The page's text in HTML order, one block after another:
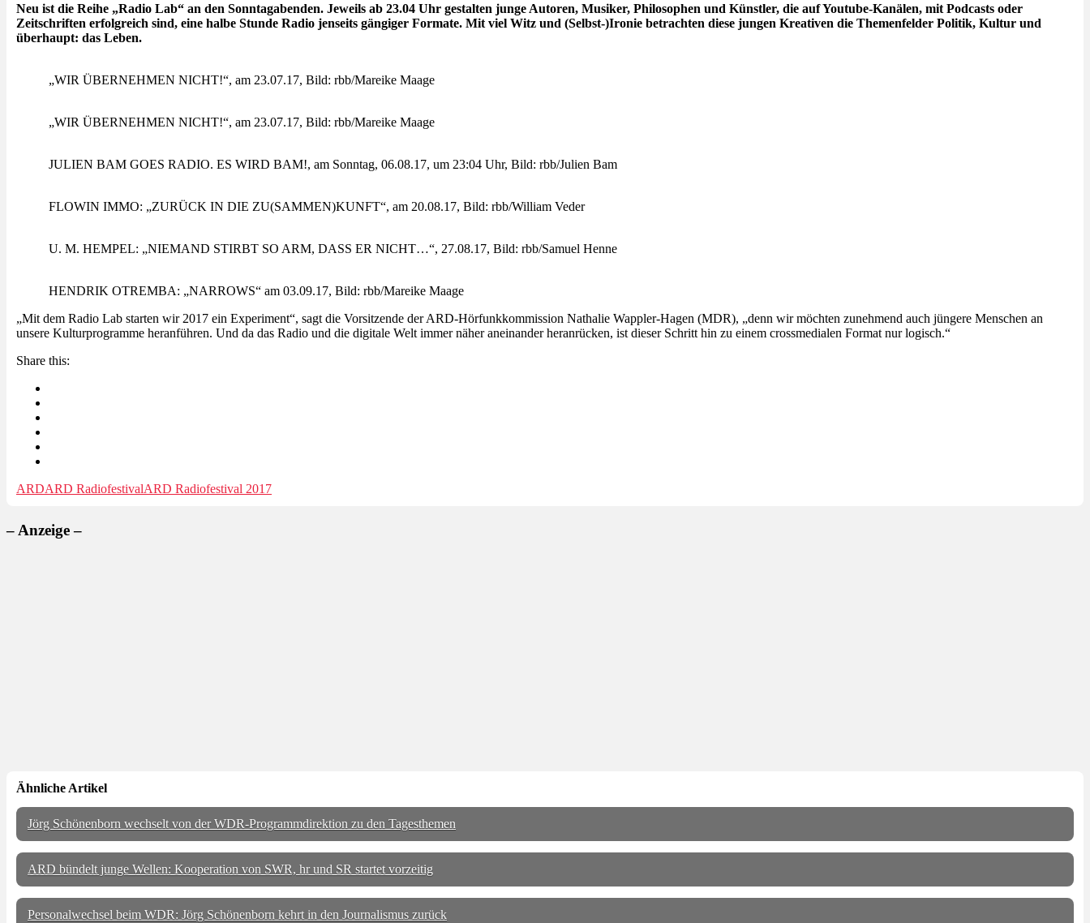
Neu ist die Reihe „Radio Lab“ an den Sonntagabenden. Jeweils ab 23.04 Uhr gestalten junge Autoren, Musiker, Philosophen und Künstler, die auf Youtube-Kanälen, mit Podcasts oder
Zeitschriften erfolgreich sind, eine halbe Stunde Radio jenseits gängiger Formate. Mit viel Witz und (Selbst-)Ironie betrachten diese jungen Kreativen die Themenfelder Politik, Kultur und
überhaupt: das Leben.
„WIR ÜBERNEHMEN NICHT!“, am 23.07.17, Bild: rbb/Mareike Maage
„WIR ÜBERNEHMEN NICHT!“, am 23.07.17, Bild: rbb/Mareike Maage
JULIEN BAM GOES RADIO. ES WIRD BAM!, am Sonntag, 06.08.17, um 23:04 Uhr, Bild: rbb/Julien Bam
FLOWIN IMMO: „ZURÜCK IN DIE ZU(SAMMEN)KUNFT“, am 20.08.17, Bild: rbb/William Veder
U. M. HEMPEL: „NIEMAND STIRBT SO ARM, DASS ER NICHT…“, 27.08.17, Bild: rbb/Samuel Henne
HENDRIK OTREMBA: „NARROWS“ am 03.09.17, Bild: rbb/Mareike Maage
„Mit dem Radio Lab starten wir 2017 ein Experiment“, sagt die Vorsitzende der ARD-Hörfunkkommission Nathalie Wappler-Hagen (MDR), „denn wir möchten zunehmend auch jüngere Menschen an
unsere Kulturprogramme heranführen. Und da das Radio und die digitale Welt immer näher aneinander heranrücken, ist dieser Schritt hin zu einem crossmedialen Format nur logisch.“
Share this:
ARDARD RadiofestivalARD Radiofestival 2017
– Anzeige –
Ähnliche Artikel
Jörg Schönenborn wechselt von der WDR-Programmdirektion zu den Tagesthemen
ARD bündelt junge Wellen: Kooperation von SWR, hr und SR startet vorzeitig
Personalwechsel beim WDR: Jörg Schönenborn kehrt in den Journalismus zurück